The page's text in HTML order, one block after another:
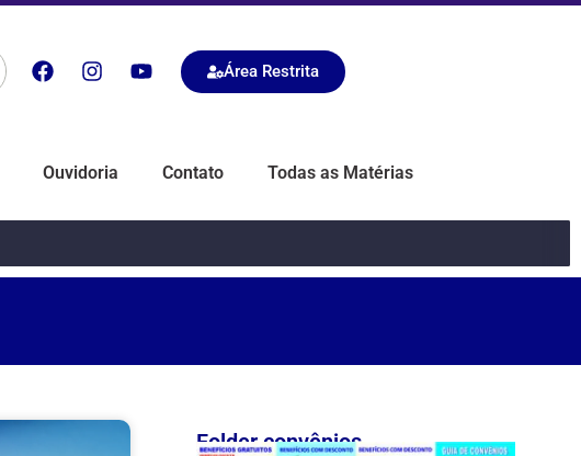
Área Restrita
Ouvidoria Contato Todas as Matérias
Folder convênios